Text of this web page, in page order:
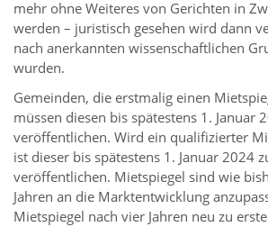
mehr ohne Weiteres von Gerichten in
werden – juristisch gesehen wird dann
nach anerkannten wissenschaftlichen
wurden.
Gemeinden, die erstmalig einen
müssen diesen bis spätestens 1. Januar
veröffentlichen. Wird ein qualifizierter
ist dieser bis spätestens 1. Januar 2024
veröffentlichen. Mietspiegel sind wie
Jahren an die Marktentwicklung
Mietspiegel nach vier Jahren neu zu